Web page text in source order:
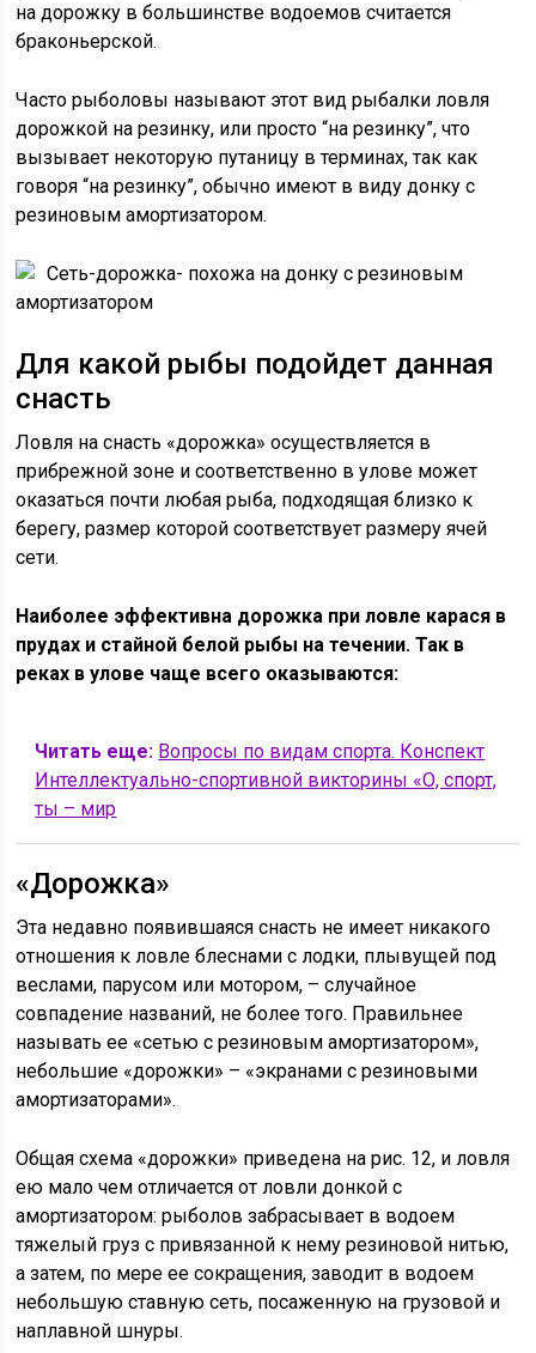
на дорожку в большинстве водоемов считается
браконьерской.
Часто рыболовы называют этот вид рыбалки ловля
дорожкой на резинку, или просто “на резинку”, что
вызывает некоторую путаницу в терминах, так как
говоря “на резинку”, обычно имеют в виду донку с
резиновым амортизатором.
Сеть-дорожка- похожа на донку с резиновым
амортизатором
Для какой рыбы подойдет данная
снасть
Ловля на снасть «дорожка» осуществляется в
прибрежной зоне и соответственно в улове может
оказаться почти любая рыба, подходящая близко к
берегу, размер которой соответствует размеру ячей
сети.
Наиболее эффективна дорожка при ловле карася в
прудах и стайной белой рыбы на течении. Так в
реках в улове чаще всего оказываются:
Читать еще: Вопросы по видам спорта. Конспект
Интеллектуально-спортивной викторины «О, спорт,
ты – мир
«Дорожка»
Эта недавно появившаяся снасть не имеет никакого
отношения к ловле блеснами с лодки, плывущей под
веслами, парусом или мотором, – случайное
совпадение названий, не более того. Правильнее
называть ее «сетью с резиновым амортизатором»,
небольшие «дорожки» – «экранами с резиновыми
амортизаторами».
Общая схема «дорожки» приведена на рис. 12, и ловля
ею мало чем отличается от ловли донкой с
амортизатором: рыболов забрасывает в водоем
тяжелый груз с привязанной к нему резиновой нитью,
а затем, по мере ее сокращения, заводит в водоем
небольшую ставную сеть, посаженную на грузовой и
наплавной шнуры.